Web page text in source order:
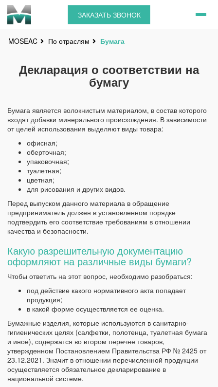
ЗАКАЗАТЬ ЗВОНОК
MOSEAC По отраслям Бумага
Декларация о соответствии на
бумагу
Бумага является волокнистым материалом, в состав которого
входят добавки минерального происхождения. В зависимости
от целей использования выделяют виды товара:
офисная;
оберточная;
упаковочная;
туалетная;
цветная;
для рисования и других видов.
Перед выпуском данного материала в обращение
предприниматель должен в установленном порядке
подтвердить его соответствие требованиям в отношении
качества и безопасности.
Какую разрешительную документацию
оформляют на различные виды бумаги?
Чтобы ответить на этот вопрос, необходимо разобраться:
под действие какого нормативного акта попадает
продукция;
в какой форме осуществляется ее оценка.
Бумажные изделия, которые используются в санитарно-
гигиенических целях (салфетки, полотенца, туалетная бумага
и иное), содержатся во втором перечне товаров,
утвержденном Постановлением Правительства РФ № 2425 от
23.12.2021. Значит в отношении перечисленной продукции
осуществляется обязательное декларирование в
национальной системе.